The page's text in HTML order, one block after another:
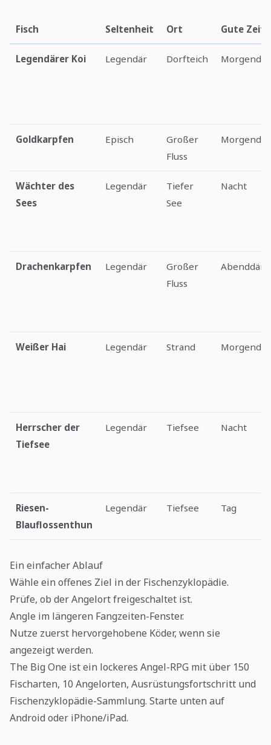
Fisch Seltenheit Ort Gute Zeit
Legendärer Koi Legendär Dorfteich
Goldkarpfen Episch
Großer
Fluss
Wächter des
Sees
Legendär
Tiefer
See
Nacht
Drachenkarpfen Legendär
Großer
Fluss
Weißer Hai Legendär Strand
Herrscher der
Tiefsee
Legendär Tiefsee Nacht
Riesen-
Blauflossenthun
Legendär Tiefsee Tag
Ein einfacher Ablauf
Wähle ein offenes Ziel in der Fischenzyklopädie.
Prüfe, ob der Angelort freigeschaltet ist.
Angle im längeren Fangzeiten-Fenster.
Nutze zuerst hervorgehobene Köder, wenn sie
angezeigt werden.
The Big One ist ein lockeres Angel-RPG mit über 150
Fischarten, 10 Angelorten, Ausrüstungsfortschritt und
Fischenzyklopädie-Sammlung. Starte unten auf
Android oder iPhone/iPad.